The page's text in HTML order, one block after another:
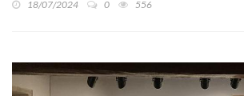
18/07/2024 0 556